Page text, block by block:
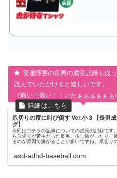
発達障害の長男の成長記録も綴っ
読んでいただけると嬉しいです。
《痛い！痛い！！いたぁぁぁぁぁぁ
爪切りの度に叫び倒す Ver.小３【長男
グ】
今回はコチラの記事についての成長の記録です
ら爪切りが苦手だった長男。少し怖がったり、
るのが原因で嫌がることが多いですね。爪切り
asd-adhd-baseball.com